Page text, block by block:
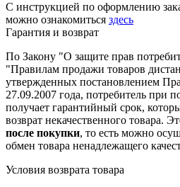
С инструкцией по оформлению
можно ознакомиться здесь
Гарантия и возврат
По Закону "О защите прав
"Правилам продажи товаров
утвержденных постановлением
27.09.2007 года, потребитель при
получает гарантийный срок,
возврат некачественного товара.
после покупки, то есть можно
обмен товара ненадлежащего
Условия возврата товара